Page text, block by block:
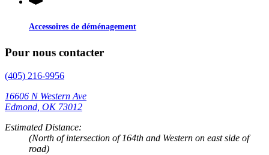
Accessoires de déménagement
Pour nous contacter
(405) 216-9956
16606 N Western Ave
Edmond, OK 73012
Estimated Distance:
(North of intersection of 164th and Western on east side of
road)